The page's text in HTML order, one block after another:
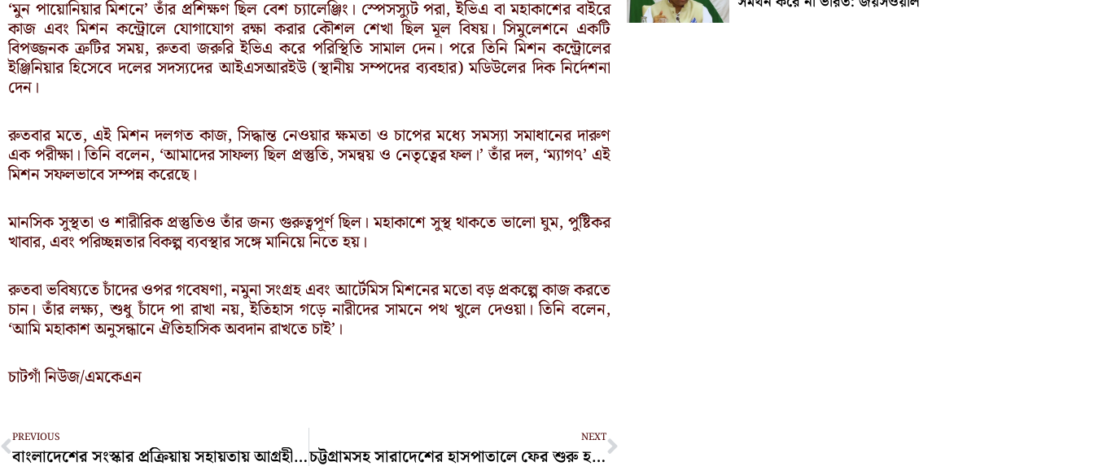
‘মুন পায়োনিয়ার মিশনে’ তাঁর প্রশিক্ষণ ছিল বেশ চ্যালেঞ্জিং। স্পেসস্যুট পরা, ইভিএ বা মহাকাশের বাইরে
কাজ এবং মিশন কন্ট্রোলে যোগাযোগ রক্ষা করার কৌশল শেখা ছিল মূল বিষয়। সিমুলেশনে একটি
বিপজ্জনক ত্রুটির সময়, রুতবা জরুরি ইভিএ করে পরিস্থিতি সামাল দেন। পরে তিনি মিশন কন্ট্রোলের
ইঞ্জিনিয়ার হিসেবে দলের সদস্যদের আইএসআরইউ (স্থানীয় সম্পদের ব্যবহার) মডিউলের দিক নির্দেশনা
দেন।
রুতবার মতে, এই মিশন দলগত কাজ, সিদ্ধান্ত নেওয়ার ক্ষমতা ও চাপের মধ্যে সমস্যা সমাধানের দারুণ
এক পরীক্ষা। তিনি বলেন, ‘আমাদের সাফল্য ছিল প্রস্তুতি, সমন্বয় ও নেতৃত্বের ফল।’ তাঁর দল, ‘ম্যাগ৭’ এই
মিশন সফলভাবে সম্পন্ন করেছে।
মানসিক সুস্থতা ও শারীরিক প্রস্তুতিও তাঁর জন্য গুরুত্বপূর্ণ ছিল। মহাকাশে সুস্থ থাকতে ভালো ঘুম, পুষ্টিকর
খাবার, এবং পরিচ্ছন্নতার বিকল্প ব্যবস্থার সঙ্গে মানিয়ে নিতে হয়।
রুতবা ভবিষ্যতে চাঁদের ওপর গবেষণা, নমুনা সংগ্রহ এবং আর্টেমিস মিশনের মতো বড় প্রকল্পে কাজ করতে
চান। তাঁর লক্ষ্য, শুধু চাঁদে পা রাখা নয়, ইতিহাস গড়ে নারীদের সামনে পথ খুলে দেওয়া। তিনি বলেন,
‘আমি মহাকাশ অনুসন্ধানে ঐতিহাসিক অবদান রাখতে চাই’।
চাটগাঁ নিউজ/এমকেএন
Prev
PREVIOUS
বাংলাদেশের সংস্কার প্রক্রিয়ায় সহায়তায় আগ্রহী কমনওয়েলথ
NEXT
চট্টগ্রামসহ সারাদেশের হাসপাতালে ফের শুরু হচ্ছে করোনা পরীক্ষা
Next